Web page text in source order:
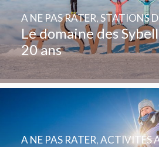
Le domaine des
20 ans
A NE PAS RATER,STATIONS
A NE PAS RATER,ACTIVITÉS